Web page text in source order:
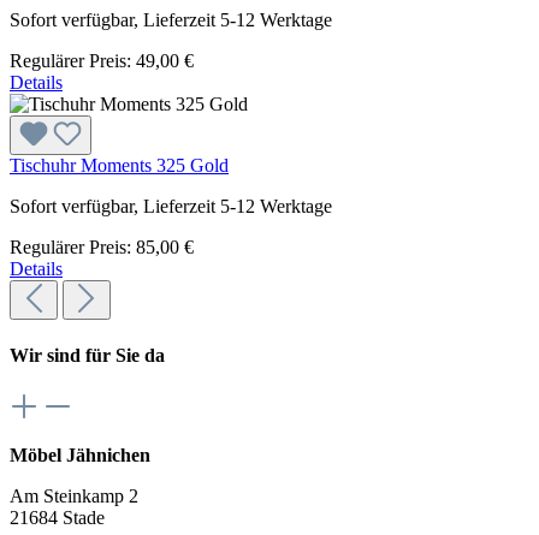
Sofort verfügbar, Lieferzeit 5-12 Werktage
Regulärer Preis: 49,00 €
Details
Tischuhr Moments 325 Gold
Sofort verfügbar, Lieferzeit 5-12 Werktage
Regulärer Preis: 85,00 €
Details
Wir sind für Sie da
Möbel Jähnichen
Am Steinkamp 2
21684 Stade